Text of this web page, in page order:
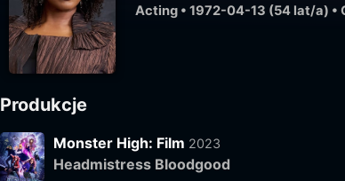
Acting • 1972-04-13 (54 lat/a) •
Produkcje
Monster High: Film 2023
Headmistress Bloodgood